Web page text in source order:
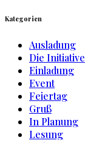
Kategorien
Ausladung
Die Initiative
Einladung
Event
Feiertag
Gruß
In Planung
Lesung